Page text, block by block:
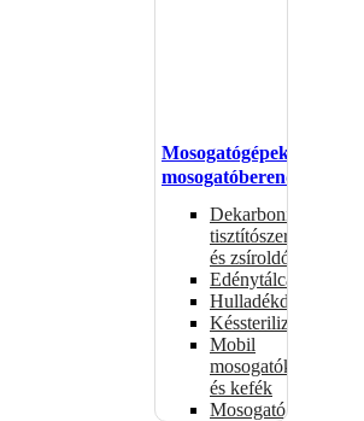
Mosogatógépek,
mosogatóberendezések
Dekarbonizáló
tisztítószerek
és zsíroldók
Edénytálcák
Hulladékdarálók
Késsterilizátorok
Mobil
mosogatók
és kefék
Mosogatógépkosarak